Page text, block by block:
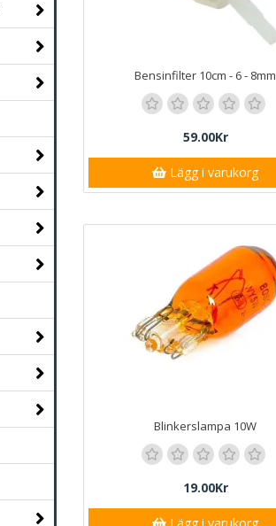
Bensinfilter 10cm - 6 - 8mm
59.00Kr
Lägg i varukorg
Blinkerslampa 10W
19.00Kr